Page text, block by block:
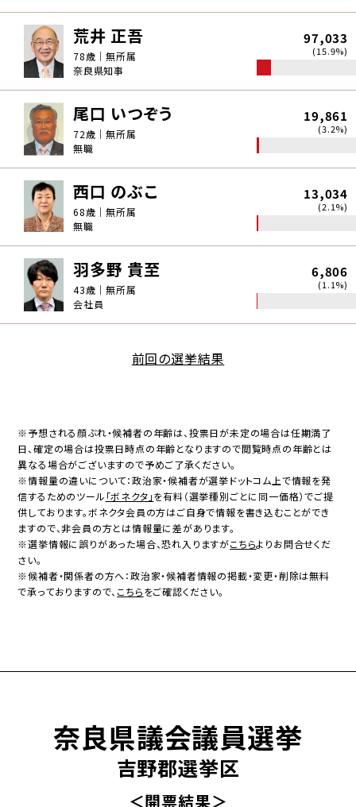
荒井 正吾
78歳｜無所属
奈良県知事
97,033
(15.9%)
尾口 いつぞう
72歳｜無所属
無職
19,861
(3.2%)
西口 のぶこ
68歳｜無所属
無職
13,034
(2.1%)
羽多野 貴至
43歳｜無所属
会社員
6,806
(1.1%)
前回の選挙結果
※予想される顔ぶれ・候補者の年齢は、投票日が未定の場合は任期満了
日、確定の場合は投票日時点の年齢となりますので閲覧時点の年齢とは
異なる場合がございますので予めご了承ください。
※情報量の違いについて：政治家・候補者が選挙ドットコム上で情報を発
信するためのツール 「ボネクタ」を有料（選挙種別ごとに同一価格）でご提
供しております。ボネクタ会員の方はご自身で情報を書き込むことができ
ますので、非会員の方とは情報量に差があります。
※選挙情報に誤りがあった場合、恐れ入りますがこちらよりお問合せくだ
さい。
※候補者・関係者の方へ：政治家・候補者情報の掲載・変更・削除は無料
で承っておりますので、 こちらをご確認ください。
奈良県議会議員選挙
吉野郡選挙区
＜開票結果＞